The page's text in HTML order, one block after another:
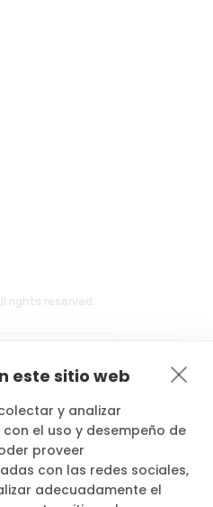
este sitio web
y analizar
el uso y desempeño de
proveer
con las redes sociales,
adecuadamente el
rights reserved.
de responsabilidad civil del
S.L. con AXA SEGUROS
Reaseguros, siempre que conste